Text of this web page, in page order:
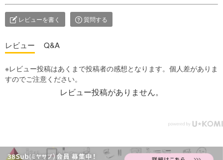
レビューを書く 質問する
レビュー Q&A
レビュー投稿がありません。